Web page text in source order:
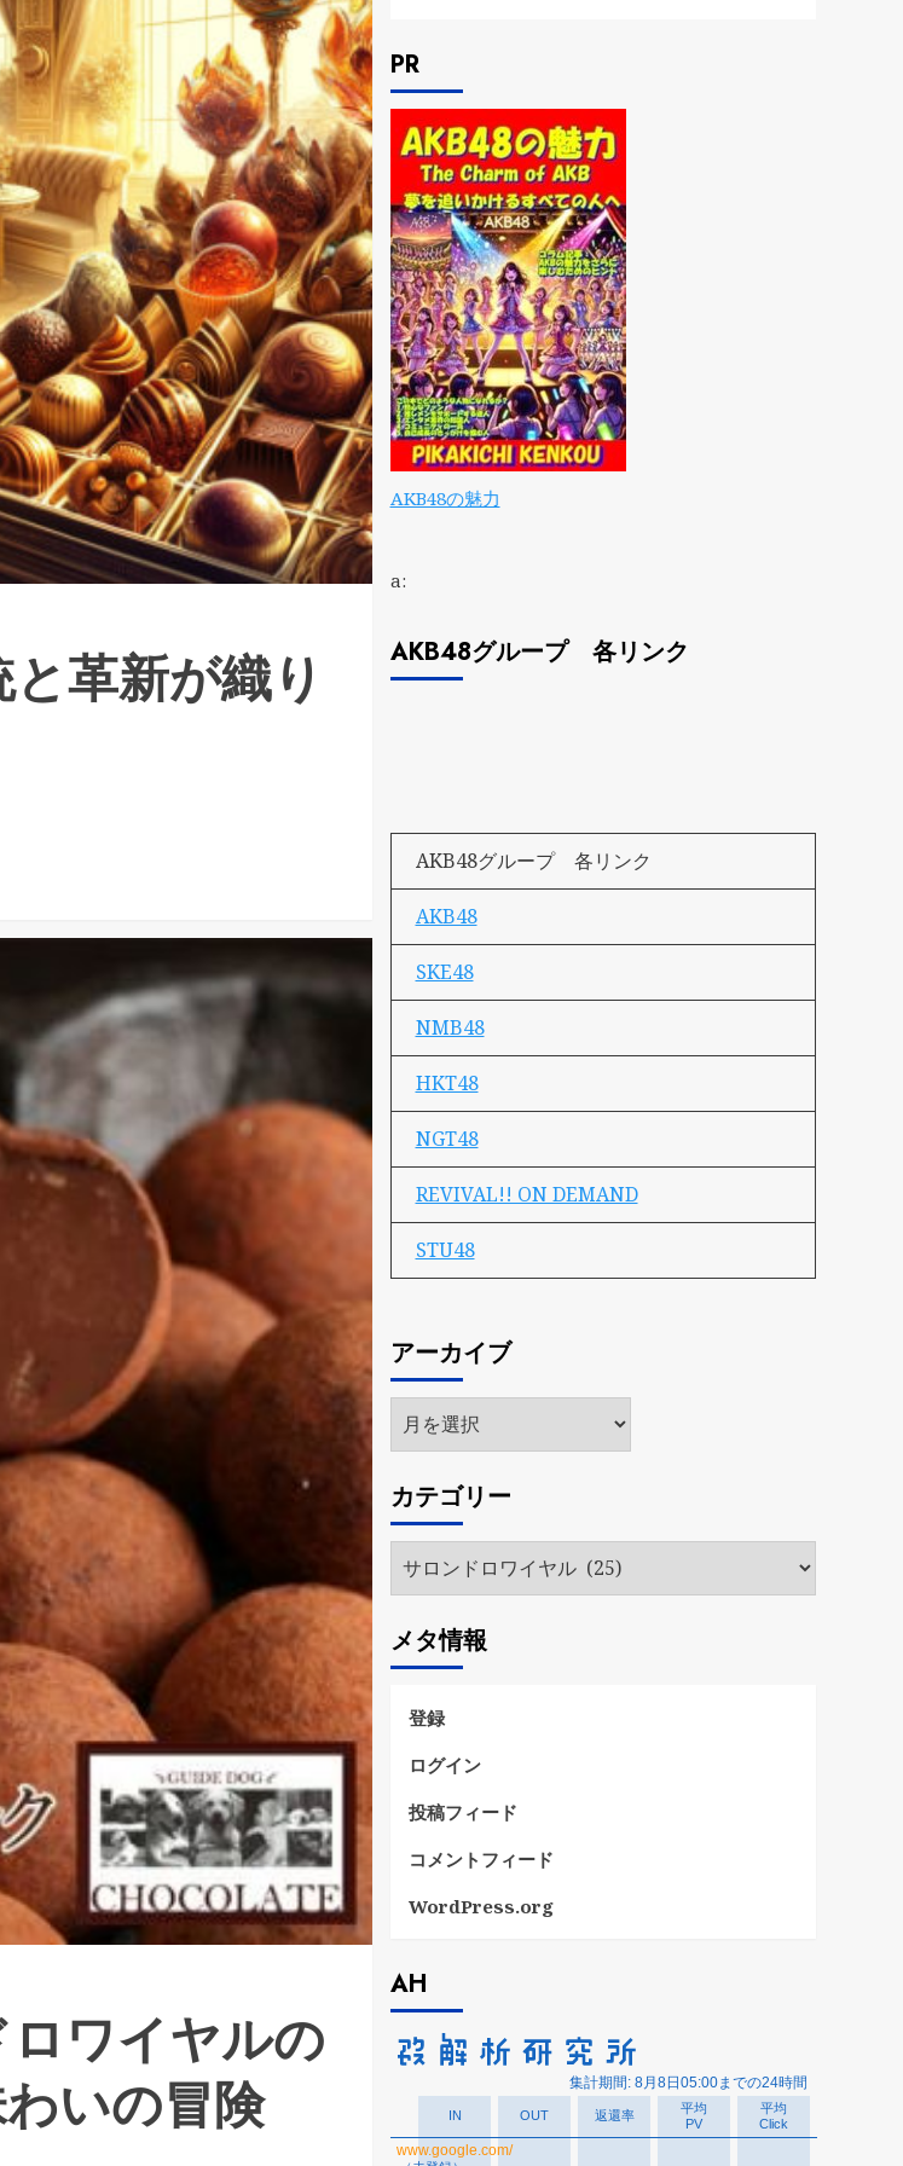
革新が織り
ワイヤルの
いの冒険
PR
AKB48の魅力
a:
AKB48グループ 各リンク
AKB48グループ 各リンク
AKB48
SKE48
NMB48
HKT48
NGT48
REVIVAL!! ON DEMAND
STU48
アーカイブ
ア
ー
イ
ブ
カテゴリー
カ
リ
ー
メタ情報
登録
ログイン
投稿フィード
コメントフィード
WordPress.org
AH